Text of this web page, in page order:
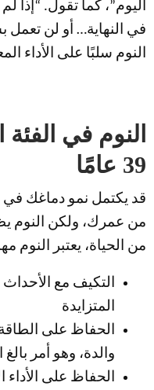
اليوم”، كما تقول.
في النهاية… أو لن تعمل
النوم سلبًا على الأداء
39 عامًا
قد يكتمل نمو دماغك في
من عمرك، ولكن النوم
من الحياة، يعتبر النوم
التكيف مع الأحداث
المتزايدة
الحفاظ على
والدة، وهو أمر بالغ
الحفاظ على الأداء